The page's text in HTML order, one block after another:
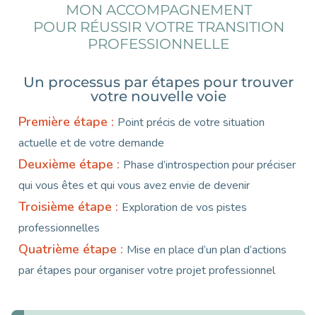
MON ACCOMPAGNEMENT
POUR RÉUSSIR VOTRE TRANSITION
PROFESSIONNELLE
Un processus par étapes pour trouver
votre nouvelle voie
Première étape : Point précis de votre situation
actuelle et de votre demande
Deuxième étape : Phase d’introspection pour préciser
qui vous êtes et qui vous avez envie de devenir
Troisième étape : Exploration de vos pistes
professionnelles
Quatrième étape : Mise en place d’un plan d’actions
par étapes pour organiser votre projet professionnel